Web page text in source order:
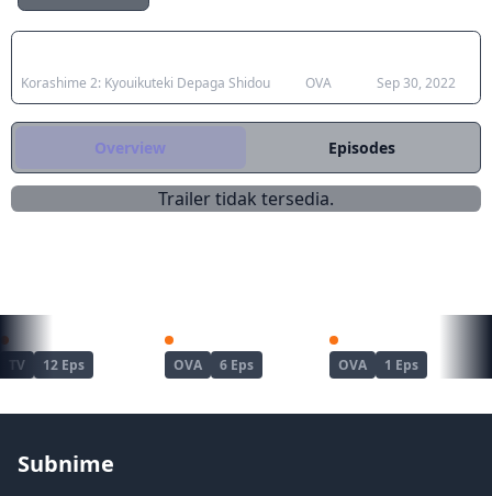
Korashime 2: Kyouikuteki Depaga Shidou OVA Sep 30, 2022
Overview Episodes
Trailer tidak tersedia.
TV 12 Eps OVA 6 Eps OVA 1 Eps
Subnime